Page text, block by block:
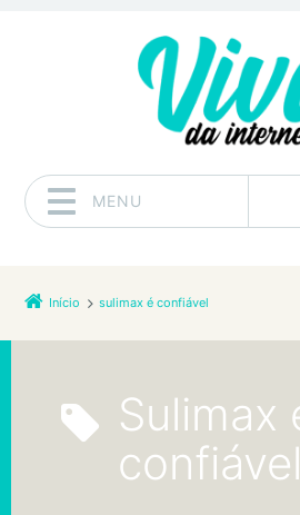
MENU
Início sulimax é confiável
sulimax é
confiável